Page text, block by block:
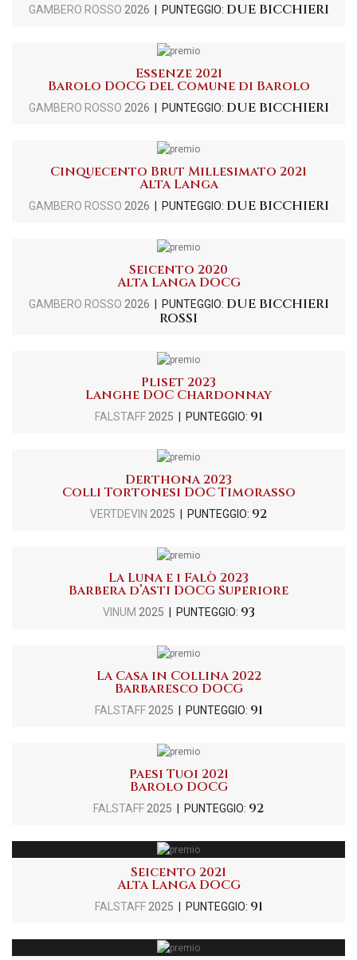
GAMBERO ROSSO 2026 | PUNTEGGIO: DUE BICCHIERI
Essenze 2021
Barolo DOCG del Comune di Barolo
GAMBERO ROSSO 2026 | PUNTEGGIO: DUE BICCHIERI
Cinquecento Brut Millesimato 2021
Alta Langa
GAMBERO ROSSO 2026 | PUNTEGGIO: DUE BICCHIERI
Seicento 2020
Alta Langa DOCG
GAMBERO ROSSO 2026 | PUNTEGGIO: DUE BICCHIERI
ROSSI
Pliset 2023
Langhe DOC Chardonnay
FALSTAFF 2025 | PUNTEGGIO: 91
Derthona 2023
Colli Tortonesi DOC Timorasso
VERTDEVIN 2025 | PUNTEGGIO: 92
La Luna e i Falò 2023
Barbera d’Asti DOCG Superiore
VINUM 2025 | PUNTEGGIO: 93
La Casa in Collina 2022
Barbaresco DOCG
FALSTAFF 2025 | PUNTEGGIO: 91
Paesi Tuoi 2021
Barolo DOCG
FALSTAFF 2025 | PUNTEGGIO: 92
Seicento 2021
Alta Langa DOCG
FALSTAFF 2025 | PUNTEGGIO: 91